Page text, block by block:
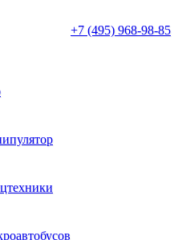
+7 (495) 968-98-85